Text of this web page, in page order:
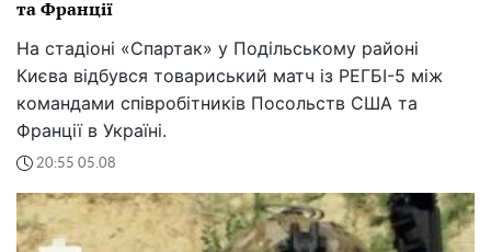
та Франції
На стадіоні «Спартак» у Подільському районі
Києва відбувся товариський матч із РЕГБІ-5 між
командами співробітників Посольств США та
Франції в Україні.
20:55 05.08